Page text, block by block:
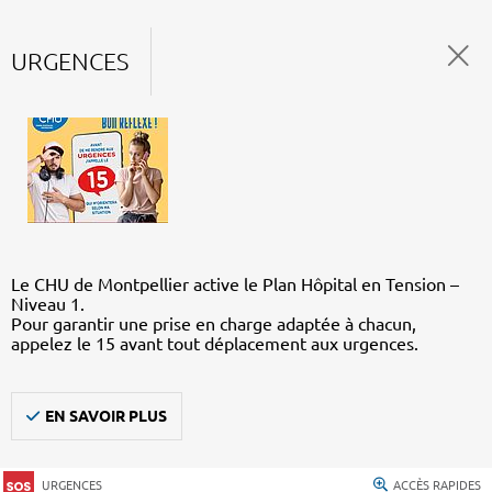
URGENCES
Le CHU de Montpellier active le Plan Hôpital en Tension –
Niveau 1.
Pour garantir une prise en charge adaptée à chacun,
appelez le 15 avant tout déplacement aux urgences.
EN SAVOIR PLUS
URGENCES ACCÈS RAPIDES